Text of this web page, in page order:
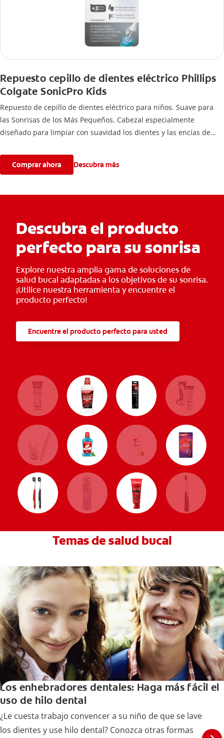
Repuesto cepillo de dientes eléctrico Phillips
Colgate SonicPro Kids
Repuesto de cepillo de dientes eléctrico para niños. Suave para
las Sonrisas de los Más Pequeños. Cabezal especialmente
diseñado para limpiar con suavidad los dientes y las encías de
Comprar ahora Descubra más
Descubra el producto
perfecto para su sonrisa
Explore nuestra amplia gama de soluciones de
salud bucal adaptadas a los objetivos de su sonrisa.
¡Utilice nuestra herramienta y encuentre el
producto perfecto!
Encuentre el producto perfecto para usted
Temas de salud bucal
Los enhebradores dentales: Haga más fácil el
uso de hilo dental
¿Le cuesta trabajo convencer a su niño de que se lave
los dientes y use hilo dental? Conozca otras formas